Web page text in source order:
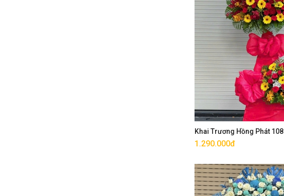
Khai Trương Hồng Phát 108
1.290.000đ
Mua ngay